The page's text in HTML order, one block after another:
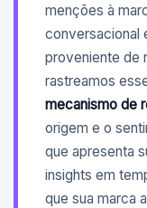
menções à
conversacional
proveniente de
rastreamos
mecanismo de
origem e o
que apresenta
insights em
que sua marca